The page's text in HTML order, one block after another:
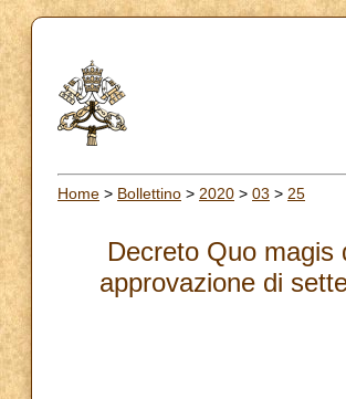
Home > Bollettino > 2020 > 03 > 25
Decreto Quo magis
approvazione di